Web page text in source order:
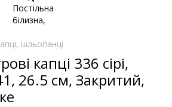
шльопанці
капці 336 сірі,
26.5 см, Закритий,